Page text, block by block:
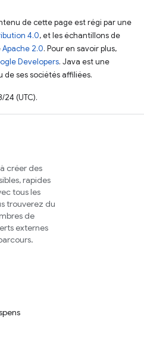
de cette page est régi par une
4.0, et les échantillons de
Apache 2.0. Pour en savoir plus,
Developers. Java est une
ses sociétés affiliées.
(UTC).
créer des
rapides
tous les
trouverez du
de
externes